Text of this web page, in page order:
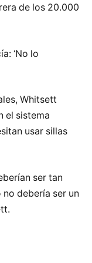
de los 20.000
‘No lo
Whitsett
el sistema
usar sillas
ser tan
debería ser un